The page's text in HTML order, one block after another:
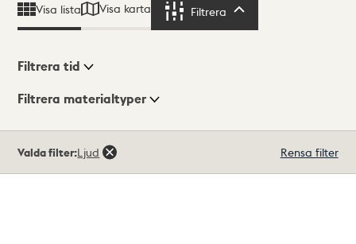
Visa lista Visa karta Filtrera
Visningsläge
Filtrera tid
Filtrera materialtyper
träffar
Valda filter:Ljud Rensa filter